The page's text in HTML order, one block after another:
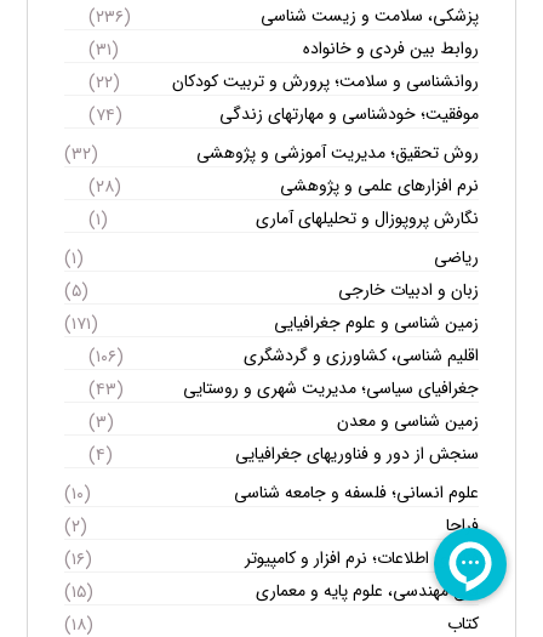
پزشکی، سلامت و زیست شناسی
(۲۳۶)
روابط بین فردی و خانواده
(۳۱)
روانشناسی و سلامت؛ پرورش و تربیت کودکان
(۲۲)
موفقیت؛ خودشناسی و مهارتهای زندگی
(۷۴)
روش تحقیق؛ مدیریت آموزشی و پژوهشی
(۳۲)
نرم افزارهای علمی و پژوهشی
(۲۸)
نگارش پروپوزال و تحلیلهای آماری
(۱)
ریاضی
(۱)
زبان و ادبیات خارجی
(۵)
زمین شناسی و علوم جغرافیایی
(۱۷۱)
اقلیم شناسی، کشاورزی و گردشگری
(۱۰۶)
جغرافیای سیاسی؛ مدیریت شهری و روستایی
(۴۳)
زمین شناسی و معدن
(۳)
سنجش از دور و فناوریهای جغرافیایی
(۴)
علوم انسانی؛ فلسفه و جامعه شناسی
(۱۰)
فراجا
(۲)
فناوری اطلاعات؛ نرم افزار و کامپیوتر
(۱۶)
فنی مهندسی، علوم پایه و معماری
(۱۵)
کتاب
(۱۸)